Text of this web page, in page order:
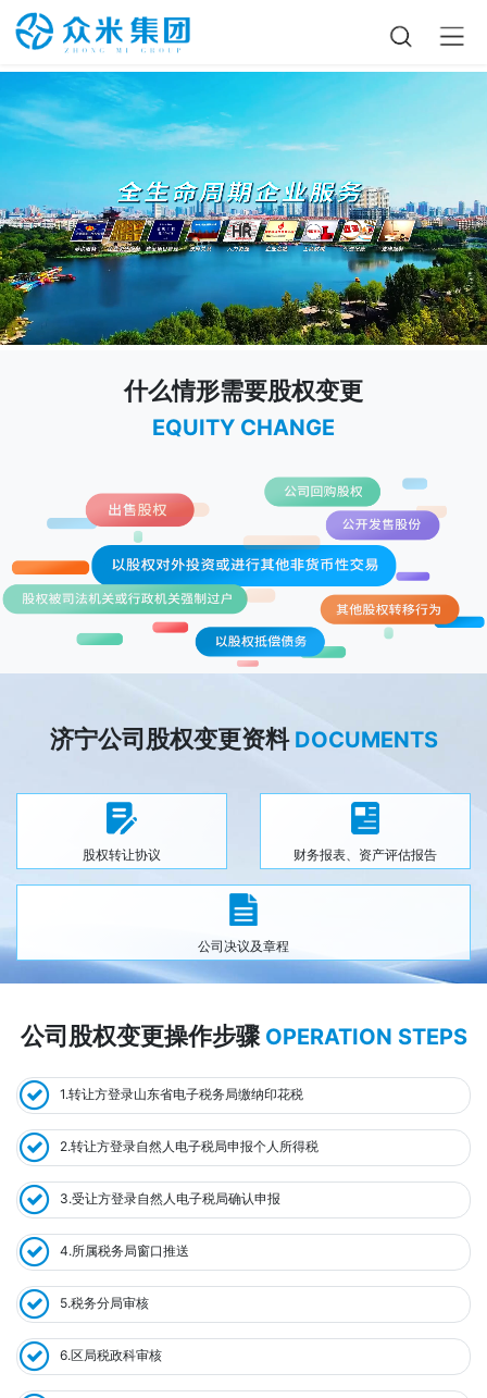
什么情形需要股权变更
EQUITY CHANGE
济宁公司股权变更资料 DOCUMENTS
股权转让协议 财务报表、资产评估报告
公司决议及章程
公司股权变更操作步骤 OPERATION STEPS
1.转让方登录山东省电子税务局缴纳印花税
2.转让方登录自然人电子税局申报个人所得税
3.受让方登录自然人电子税局确认申报
4.所属税务局窗口推送
5.税务分局审核
6.区局税政科审核